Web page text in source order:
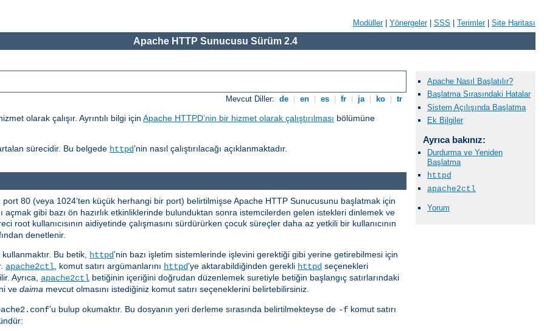
Modüller| Yönergeler| SSS Terimler| Site Haritası
Apache HTTP Sunucusu Sürüm 2.4
Mevcut Diller: de en es fr ja ko tr
olarak çalışır. Ayrıntılı bilgi için Apache HTTPD’nin bir hizmet olarak çalıştırılması bölümüne
sürecidir. Bu belgede httpd’nin nasıl çalıştırılacağı açıklanmaktadır.
Apache Nasıl Başlatılır?
Başlatma Sırasındaki Hatalar
Sistem Açılışında Başlatma
Ek Bilgiler
Ayrıca bakınız:
Durdurma ve Yeniden
Başlatma
httpd
apache2ctl
Yorum
port 80 (veya 1024’ten küçük herhangi bir port) belirtilmişse Apache HTTP Sunucusunu başlatmak için
açmak gibi bazı ön hazırlık etkinliklerinde bulunduktan sonra istemcilerden gelen istekleri dinlemek ve
root kullanıcısının aidiyetinde çalışmasını sürdürürken çocuk süreçler daha az yetkili bir kullanıcının
denetlenir.
Bu betik, httpd’nin bazı işletim sistemlerinde işlevini gerektiği gibi yerine getirebilmesi için
apache2ctl , komut satırı argümanlarını httpd’ye aktarabildiğinden gerekli httpd seçenekleri
Ayrıca, apache2ctl betiğinin içeriğini doğrudan düzenlemek suretiyle betiğin başlangıç satırlarındaki
ve daima mevcut olmasını istediğiniz komut satırı seçeneklerini belirtebilirsiniz.
’u bulup okumaktır. Bu dosyanın yeri derleme sırasında belirtilmekteyse de -f komut satırı